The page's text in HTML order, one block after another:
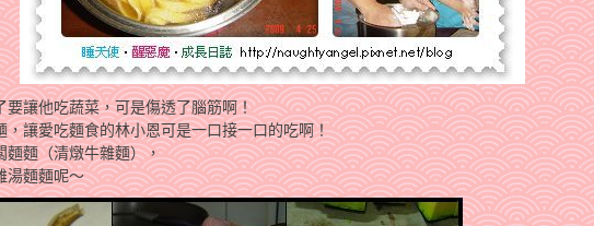
要讓他吃蔬菜，可是傷透了腦筋啊！
，讓愛吃麵食的林小恩可是一口接一口的吃啊！
麵麵（清燉牛雜麵），
湯麵麵呢～